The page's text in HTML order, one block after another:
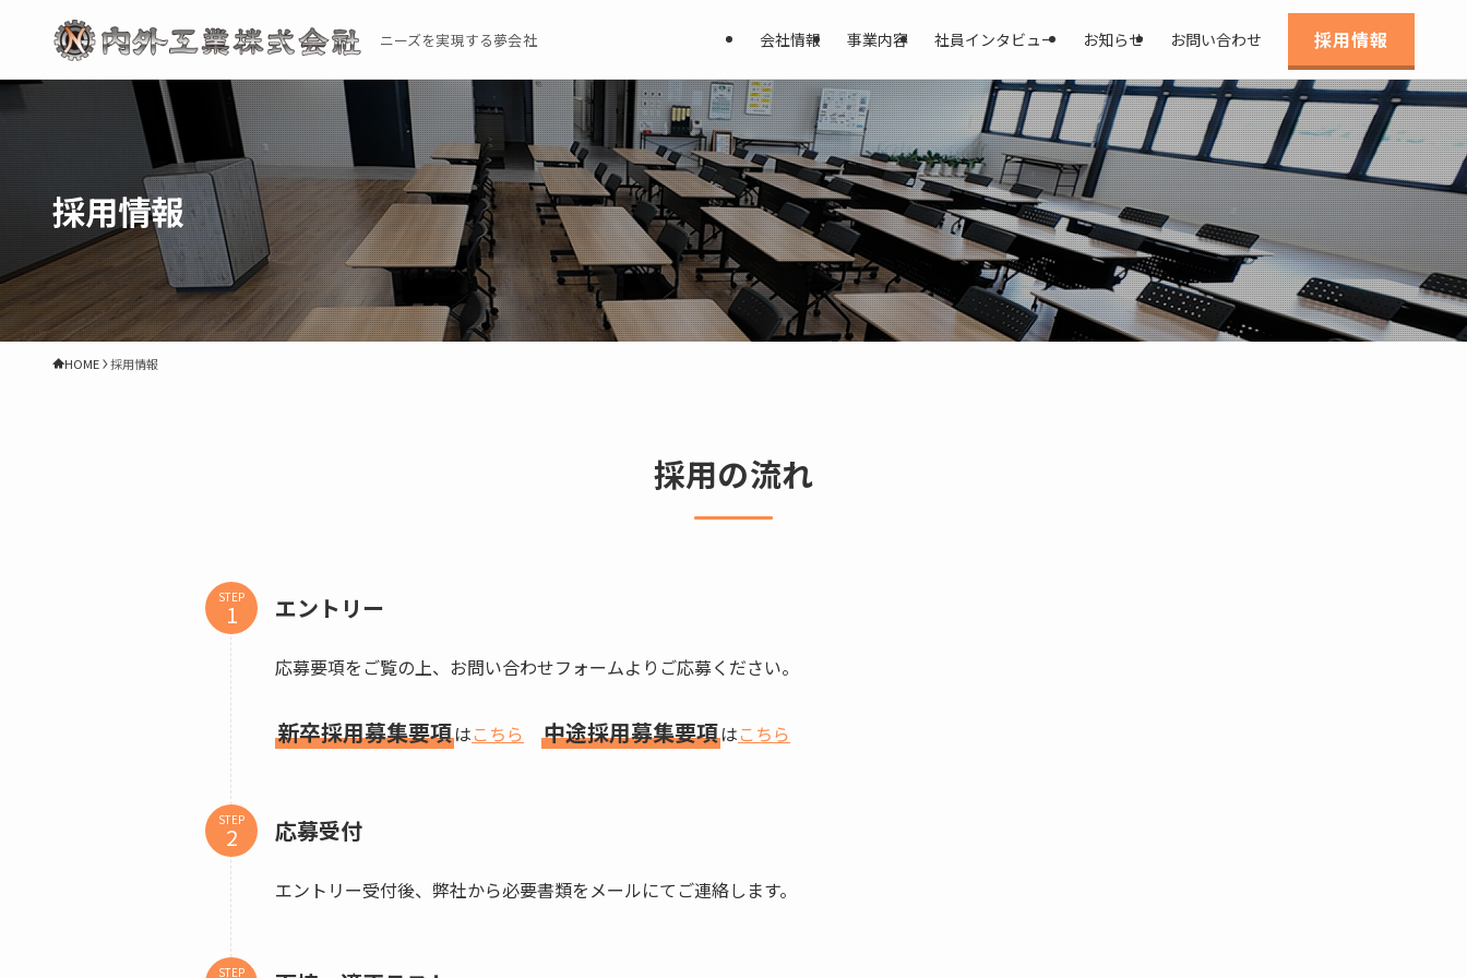
ニーズを実現する夢会社 会社情報 事業内容 社員インタビュー お知らせ お問い合わせ 採用情報
採用情報
HOME 採用情報
採用の流れ
STEP エントリー
応募要項をご覧の上、お問い合わせフォームよりご応募ください。
新卒採用募集要項はこちら 中途採用募集要項はこちら
STEP 応募受付
エントリー受付後、弊社から必要書類をメールにてご連絡します。
STEP